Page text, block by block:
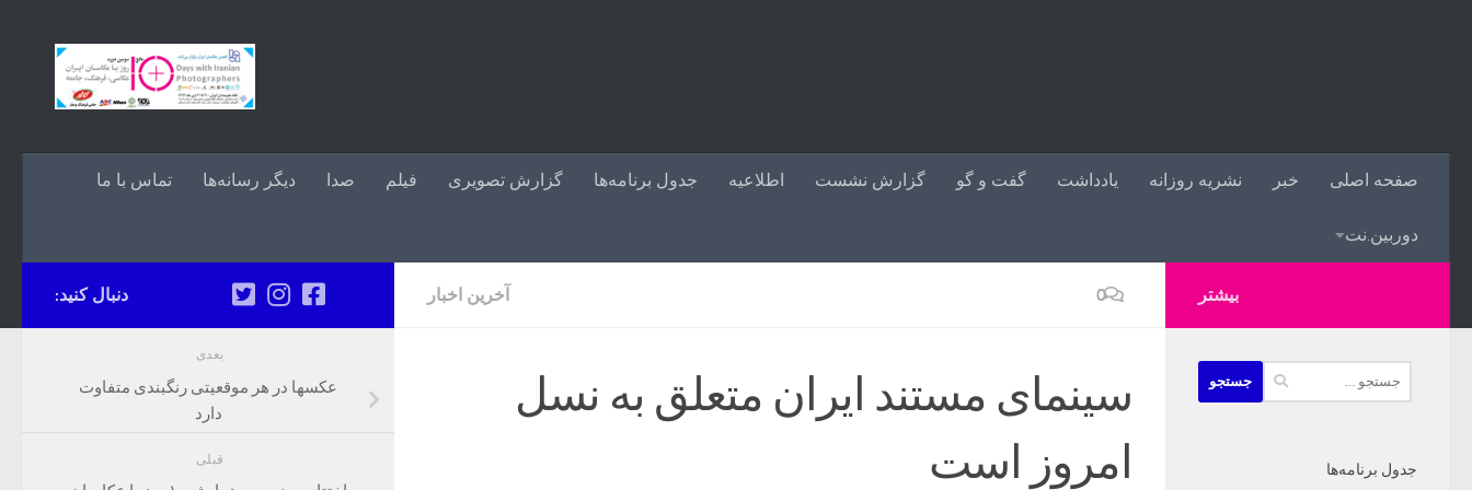
صفحه اصلی خبر نشریه روزانه یادداشت گفت و گو گزارش نشست اطلاعیه جدول برنامه‌ها گزارش تصویری فیلم صدا دیگر رسانه‌ها تماس با ما
دوربین.نت
آخرین اخبار 0
سینمای مستند ایران متعلق به نسل
امروز است
دنبال کنید:
بعدی
عکسها در هر موقعیتی رنگبندی متفاوت
دارد
قبلی
بیشتر
برای:
جدول برنامه‌ها